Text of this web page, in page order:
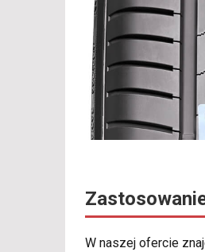
W naszej ofercie